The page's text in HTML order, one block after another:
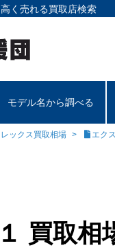
く売れる買取店検索
モデル名から調べる
レックス買取相場 エク
買取相